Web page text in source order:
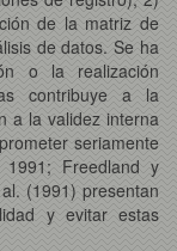
de la matriz de
de datos. Se ha
o la realización
contribuye a la
a la validez interna
seriamente
Freedland y
(1991) presentan
y evitar estas